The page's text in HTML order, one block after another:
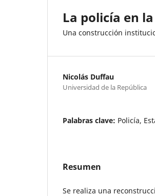
La policía en
Una construcción
Nicolás Duffau
Universidad de la República
Palabras clave: Policía,
Resumen
Se realiza una